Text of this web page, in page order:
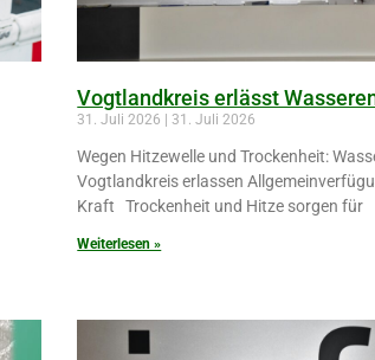
Vogtlandkreis erlässt
31. Juli 2026 31. Juli 2026
Wegen Hitzewelle und Trockenheit:
Vogtlandkreis erlassen
Kraft Trockenheit und Hitze sorgen für
Weiterlesen »